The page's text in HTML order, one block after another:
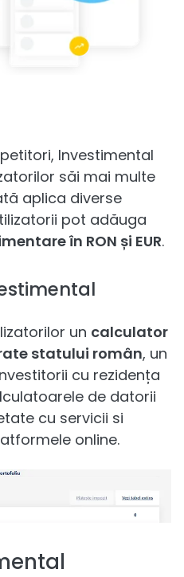
Investimental
săi mai multe
aplica diverse
pot adăuga
în RON și EUR.
un calculator
statului român, un
cu rezidența
de datorii
cu servicii si
online.